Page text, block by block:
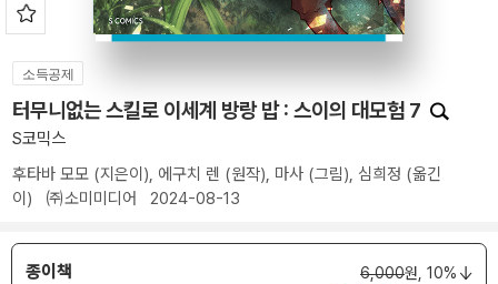
소득공제
터무니없는 스킬로 이세계 방랑 밥 : 스이의 대모험 7
S코믹스
후타바 모모 (지은이), 에구치 렌 (원작), 마사 (그림), 심희정 (옮긴
이) ㈜소미미디어 2024-08-13
종이책 6,000원, 10%